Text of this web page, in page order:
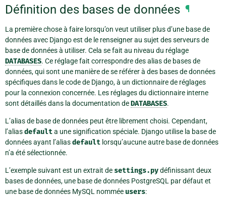
Définition des bases de données ¶
La première chose à faire lorsqu’on veut utiliser plus d’une base de
données avec Django est de le renseigner au sujet des serveurs de
base de données à utiliser. Cela se fait au niveau du réglage
DATABASES. Ce réglage fait correspondre des alias de bases de
données, qui sont une manière de se référer à des bases de données
spécifiques dans le code de Django, à un dictionnaire de réglages
pour la connexion concernée. Les réglages du dictionnaire interne
sont détaillés dans la documentation deDATABASES.
L’alias de base de données peut être librement choisi. Cependant,
l’aliasdefaulta une signification spéciale. Django utilise la base de
données ayant l’aliasdefault lorsqu’aucune autre base de données
n’a été sélectionnée.
L’exemple suivant est un extrait de settings.pydéfinissant deux
bases de données, une base de données PostgreSQL par défaut et
une base de données MySQL nommée users: